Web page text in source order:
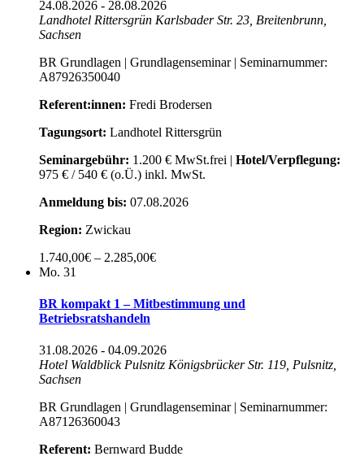
24.08.2026 - 28.08.2026
Landhotel Rittersgrün Karlsbader Str. 23, Breitenbrunn,
Sachsen
BR Grundlagen | Grundlagenseminar | Seminarnummer:
A87926350040
Referent:innen: Fredi Brodersen
Tagungsort: Landhotel Rittersgrün
Seminargebühr: 1.200 € MwSt.frei | Hotel/Verpflegung:
975 € / 540 € (o.Ü.) inkl. MwSt.
Anmeldung bis: 07.08.2026
Region: Zwickau
1.740,00€ – 2.285,00€
Mo. 31
BR kompakt 1 – Mitbestimmung und
Betriebsratshandeln
31.08.2026 - 04.09.2026
Hotel Waldblick Pulsnitz Königsbrücker Str. 119, Pulsnitz,
Sachsen
BR Grundlagen | Grundlagenseminar | Seminarnummer:
A87126360043
Referent: Bernward Budde